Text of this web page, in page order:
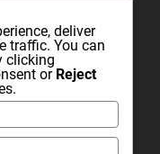
honlap bármely
történő
jogot.
egész, sem pedig
a
előzetes írásos
deliver
traffic. You can
clicking
or Reject